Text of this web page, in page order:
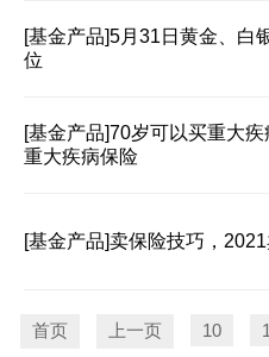
[基金产品]5月31日黄金、白
位
[基金产品]70岁可以买重大
重大疾病保险
[基金产品]卖保险技巧，
首页 上一页 10